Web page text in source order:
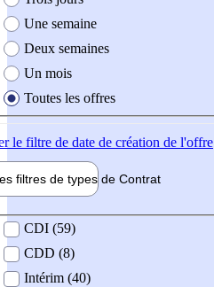
Une semaine
Deux semaines
Un mois
Toutes les offres
le filtre de date de création de l'offre
filtres de types de Contrat
contrat
CDI (59)
CDD (8)
Intérim (40)